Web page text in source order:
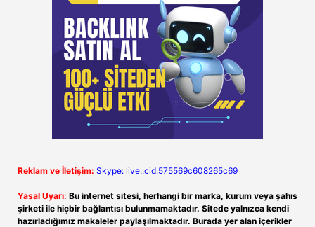
Reklam ve İletişim: Skype: live:.cid.575569c608265c69
Yasal Uyarı: Bu internet sitesi, herhangi bir marka, kurum veya şahıs
şirketi ile hiçbir bağlantısı bulunmamaktadır. Sitede yalnızca kendi
hazırladığımız makaleler paylaşılmaktadır. Burada yer alan içerikler